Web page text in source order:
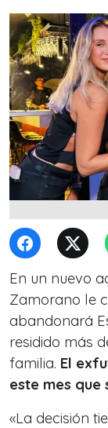
En un nuevo
Zamorano le
abandonará
residido más
familia. El
este mes
«La decisión